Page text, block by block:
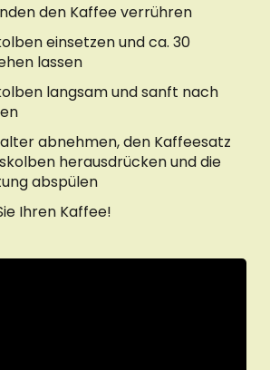
den Kaffee verrühren
einsetzen und ca. 30
lassen
langsam und sanft nach
abnehmen, den Kaffeesatz
herausdrücken und die
abspülen
Ihren Kaffee!